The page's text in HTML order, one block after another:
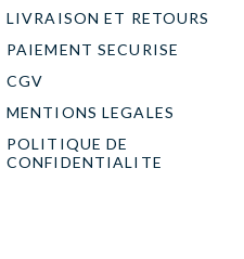
LIVRAISON ET RETOURS
PAIEMENT SECURISE
CGV
MENTIONS LEGALES
POLITIQUE DE
CONFIDENTIALITE